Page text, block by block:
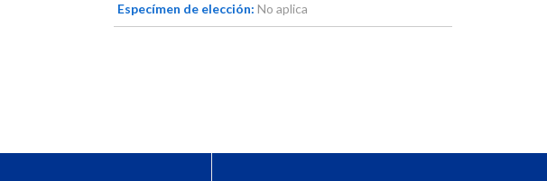
Especímen de elección: No aplica